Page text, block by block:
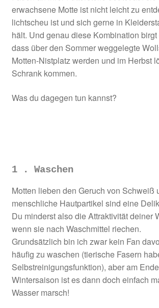
erwachsene Motte ist nicht leicht zu
lichtscheu ist und sich gerne in
hält. Und genau diese Kombination birgt
dass über den Sommer weggelegte
Motten-Nistplatz werden und im Herbst
Schrank kommen.
Was du dagegen tun kannst?
1 . Waschen
Motten lieben den Geruch von Schweiß
menschliche Hautpartikel sind eine
Du minderst also die Attraktivität deiner
wenn sie nach Waschmittel riechen.
Grundsätzlich bin ich zwar kein Fan
häufig zu waschen (tierische Fasern
Selbstreinigungsfunktion), aber am
Wintersaison ist es dann doch einfach
Wasser marsch!